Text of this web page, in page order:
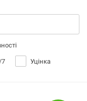
7 Уцінка